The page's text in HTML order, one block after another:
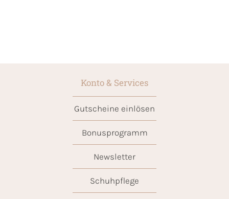
Konto & Services
Gutscheine einlösen
Bonusprogramm
Newsletter
Schuhpflege